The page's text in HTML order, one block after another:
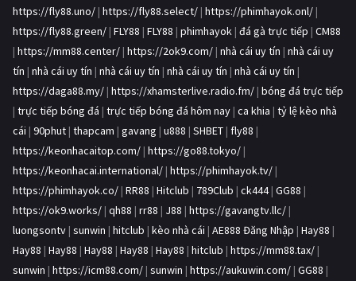
https://fly88.uno/ | https://fly88.select/ | https://phimhayok.onl/ |
https://fly88.green/ | FLY88 | FLY88 | phimhayok | đá gà trực tiếp | CM88
| https://mm88.center/ | https://2ok9.com/ | nhà cái uy tín | nhà cái uy
tín | nhà cái uy tín | nhà cái uy tín | nhà cái uy tín | nhà cái uy tín |
https://daga88.my/ | https://xhamsterlive.radio.fm/ | bóng đá trực tiếp
| trực tiếp bóng đá | trực tiếp bóng đá hôm nay | ca khia | tỷ lệ kèo nhà
cái | 90phut | thapcam | gavang | u888 | SHBET | fly88 |
https://keonhacaitop.com/ | https://go88.tokyo/ |
https://keonhacai.international/ | https://phimhayok.tv/ |
https://phimhayok.co/ | RR88 | Hitclub | 789Club | ck444| GG88 |
https://ok9.works/ | qh88 | rr88 | J88 | https://gavangtv.llc/ |
luongsontv | sunwin | hitclub | kèo nhà cái | AE888 Đăng Nhập | Hay88 |
Hay88 | Hay88 | Hay88 | Hay88 | Hay88 | hitclub | https://mm88.tax/ |
sunwin | https://icm88.com/ | sunwin | https://aukuwin.com/ | GG88 |